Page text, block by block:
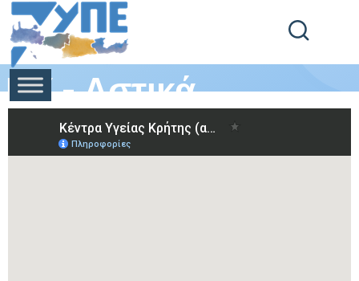
End Header Section -->
ΚΥ - Αστικά